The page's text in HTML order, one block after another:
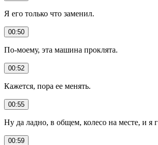
Я его только что заменил.
00:50
По-моему, эта машина проклята.
00:52
Кажется, пора ее менять.
00:55
Ну да ладно, в общем, колесо на месте, и я
00:59